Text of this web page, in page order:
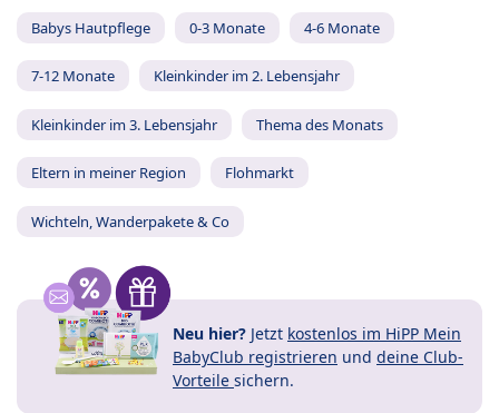
Babys Hautpflege 0-3 Monate 4-6 Monate
7-12 Monate Kleinkinder im 2. Lebensjahr
Kleinkinder im 3. Lebensjahr Thema des Monats
Eltern in meiner Region Flohmarkt
Wichteln, Wanderpakete & Co
Neu hier? Jetzt kostenlos im HiPP Mein
BabyClub registrieren und deine Club-
Vorteile sichern.